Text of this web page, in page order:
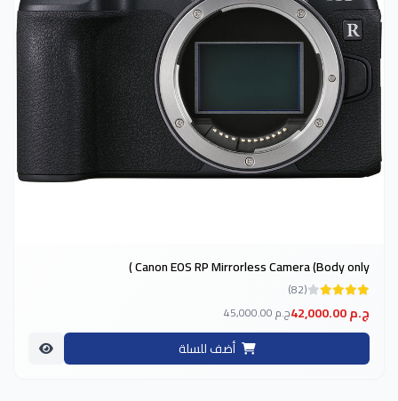
Canon EOS RP Mirrorless Camera (Body only )
(82)
42,000.00 ج.م 45,000.00 ج.م
أضف للسلة